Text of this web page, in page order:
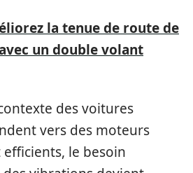
la tenue de route de
un double volant
des voitures
vers des moteurs
le besoin